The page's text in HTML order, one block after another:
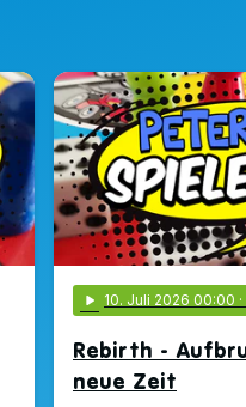
play_arrow 10. Juli 2026 00:00
Rebirth -
neue Zeit